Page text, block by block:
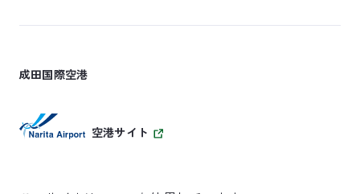
成田国際空港
空港サイト